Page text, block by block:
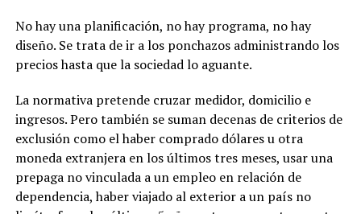
No hay una planificación, no hay programa, no hay
diseño. Se trata de ir a los ponchazos administrando los
precios hasta que la sociedad lo aguante.
La normativa pretende cruzar medidor, domicilio e
ingresos. Pero también se suman decenas de criterios de
exclusión como el haber comprado dólares u otra
moneda extranjera en los últimos tres meses, usar una
prepaga no vinculada a un empleo en relación de
dependencia, haber viajado al exterior a un país no